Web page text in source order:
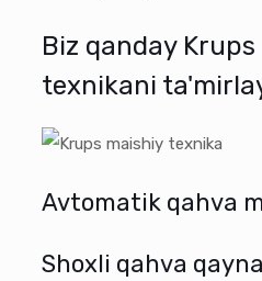
Biz qanday
texnikani
Avtomatik qahva
Shoxli qahva